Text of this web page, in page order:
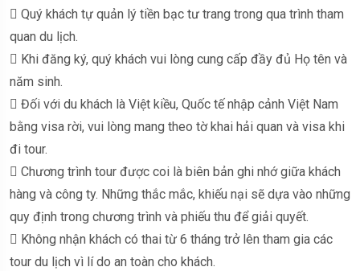
 Quý khách tự quản lý tiền bạc tư trang trong qua trình tham
quan du lịch.
 Khi đăng ký, quý khách vui lòng cung cấp đầy đủ Họ tên và
năm sinh.
 Đối với du khách là Việt kiều, Quốc tế nhập cảnh Việt Nam
bằng visa rời, vui lòng mang theo tờ khai hải quan và visa khi
đi tour.
 Chương trình tour được coi là biên bản ghi nhớ giữa khách
hàng và công ty. Những thắc mắc, khiếu nại sẽ dựa vào những
quy định trong chương trình và phiếu thu để giải quyết.
 Không nhận khách có thai từ 6 tháng trở lên tham gia các
tour du lịch vì lí do an toàn cho khách.